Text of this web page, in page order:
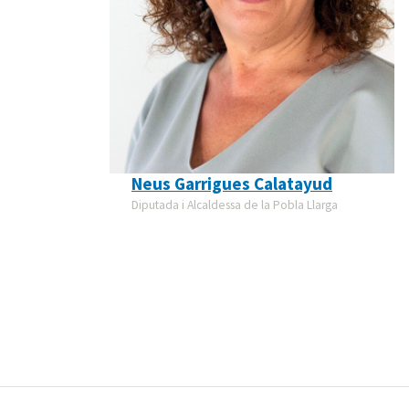
Neus Garrigues Calatayud
Diputada i Alcaldessa de la Pobla Llarga